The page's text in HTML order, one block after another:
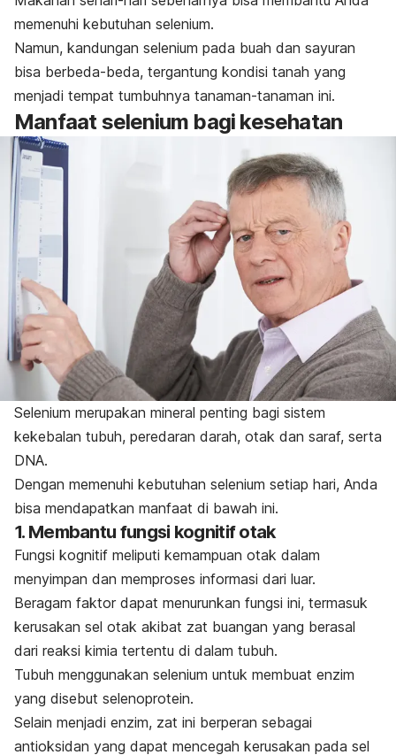
memenuhi kebutuhan selenium.
Namun, kandungan selenium pada buah dan sayuran
bisa berbeda-beda, tergantung kondisi tanah yang
menjadi tempat tumbuhnya tanaman-tanaman ini.
Manfaat selenium bagi kesehatan
Selenium merupakan mineral penting bagi sistem
kekebalan tubuh, peredaran darah, otak dan saraf, serta
DNA.
Dengan memenuhi kebutuhan selenium setiap hari, Anda
bisa mendapatkan manfaat di bawah ini.
1. Membantu fungsi kognitif otak
Fungsi kognitif meliputi kemampuan otak dalam
menyimpan dan memproses informasi dari luar.
Beragam faktor dapat menurunkan fungsi ini, termasuk
kerusakan sel otak akibat zat buangan yang berasal
dari reaksi kimia tertentu di dalam tubuh.
Tubuh menggunakan selenium untuk membuat enzim
yang disebut selenoprotein.
Selain menjadi enzim, zat ini berperan sebagai
antioksidan yang dapat mencegah kerusakan pada sel